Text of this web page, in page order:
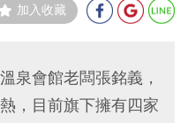
加入收藏
泉會館老闆張銘義，
，目前旗下擁有四家